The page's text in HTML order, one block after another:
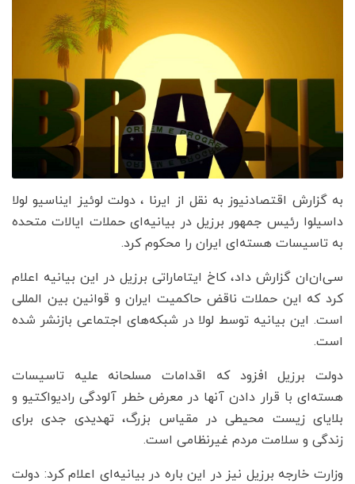
به گزارش اقتصادنیوز به نقل از ایرنا ، دولت لوئیز ایناسیو لولا
داسیلوا رئیس جمهور برزیل در بیانیه‌ای حملات ایالات متحده
به تاسیسات هسته‌ای ایران را محکوم کرد.
سی‌ان‌ان گزارش داد، کاخ ایتاماراتی برزیل در این بیانیه‌ اعلام
کرد که این حملات ناقض حاکمیت ایران و قوانین بین المللی
است. این بیانیه توسط لولا در شبکه‌های اجتماعی بازنشر شده
است.
دولت برزیل افزود که اقدامات مسلحانه علیه تاسیسات
هسته‌ای با قرار دادن آنها در معرض خطر آلودگی رادیواکتیو و
بلایای زیست محیطی در مقیاس بزرگ، تهدیدی جدی برای
زندگی و سلامت مردم غیرنظامی است.
وزارت خارجه برزیل نیز در این باره در بیانیه‌ای اعلام کرد: دولت